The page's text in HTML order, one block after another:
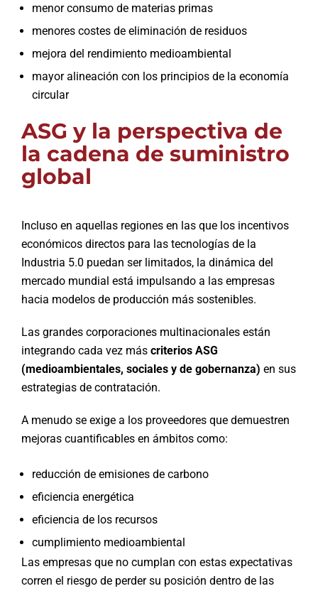
menor consumo de materias primas
menores costes de eliminación de residuos
mejora del rendimiento medioambiental
mayor alineación con los principios de la economía
circular
ASG y la perspectiva de
la cadena de suministro
global
Incluso en aquellas regiones en las que los incentivos
económicos directos para las tecnologías de la
Industria 5.0 puedan ser limitados, la dinámica del
mercado mundial está impulsando a las empresas
hacia modelos de producción más sostenibles.
Las grandes corporaciones multinacionales están
integrando cada vez más criterios ASG
(medioambientales, sociales y de gobernanza) en sus
estrategias de contratación.
A menudo se exige a los proveedores que demuestren
mejoras cuantificables en ámbitos como:
reducción de emisiones de carbono
eficiencia energética
eficiencia de los recursos
cumplimiento medioambiental
Las empresas que no cumplan con estas expectativas
corren el riesgo de perder su posición dentro de las